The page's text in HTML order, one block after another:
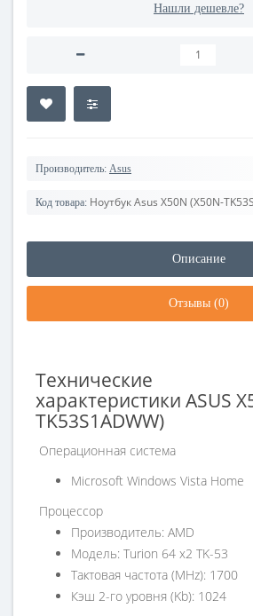
Нашли дешевле?
Производитель: Asus
Код товара: Ноутбук Asus X50N (X50N-
Описание
Отзывы (0)
Технические
характеристики ASUS
TK53S1ADWW)
Операционная система
Microsoft Windows Vista Home
Процессор
Производитель: AMD
Модель: Turion 64 x2 TK-53
Тактовая частота (MHz): 1700
Кэш 2-го уровня (Kb): 1024